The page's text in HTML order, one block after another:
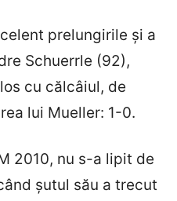
prelungirile și a
Schuerrle (92),
cu călcâiul, de
lui Mueller: 1-0.
2010, nu s-a lipit de
șutul său a trecut